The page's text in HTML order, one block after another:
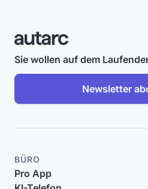
Sie wollen auf dem
Newsletter
BÜRO
Pro App